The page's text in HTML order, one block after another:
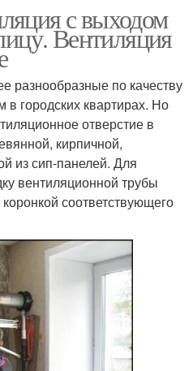
с выходом
Вентиляция
разнообразные по качеству
городских квартирах. Но
отверстие в
кирпичной,
из сип-панелей. Для
вентиляционной трубы
соответствующего